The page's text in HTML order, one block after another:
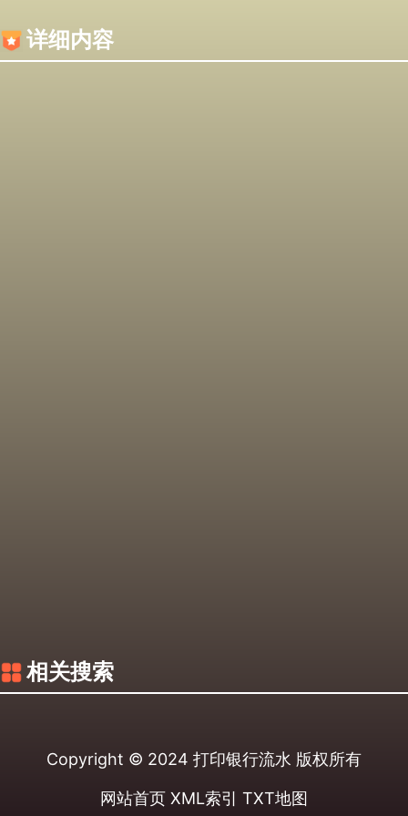
详细内容
相关搜索
Copyright © 2024 打印银行流水 版权所有
网站首页 XML索引 TXT地图